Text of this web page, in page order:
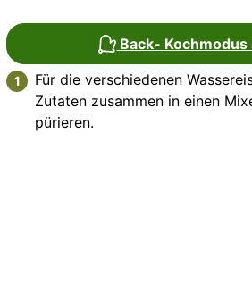
Back-
Für die verschiedenen
Zutaten zusammen in einen
pürieren.